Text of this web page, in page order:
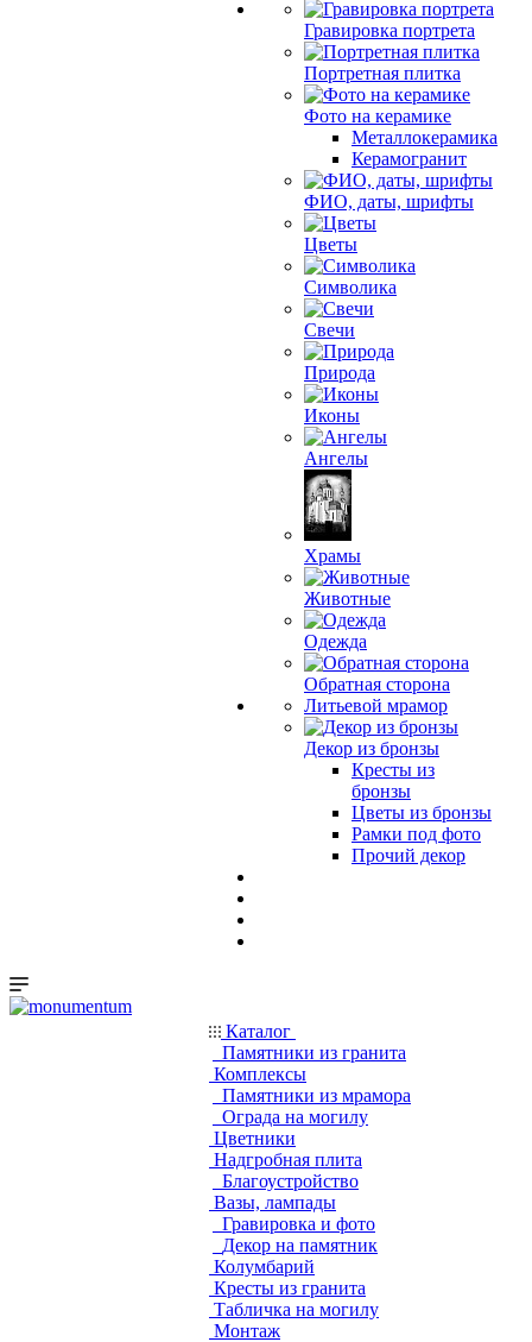
Гравировка портрета
Портретная плитка
Фото на керамике
Металлокерамика
Керамогранит
ФИО, даты, шрифты
Цветы
Символика
Свечи
Природа
Иконы
Ангелы
Храмы
Животные
Одежда
Обратная сторона
Литьевой мрамор
Декор из бронзы
Кресты из
бронзы
Цветы из бронзы
Рамки под фото
Прочий декор
Каталог
Памятники из гранита
Комплексы
Памятники из мрамора
Ограда на могилу
Цветники
Надгробная плита
Благоустройство
Вазы, лампады
Гравировка и фото
Декор на памятник
Колумбарий
Кресты из гранита
Табличка на могилу
Монтаж